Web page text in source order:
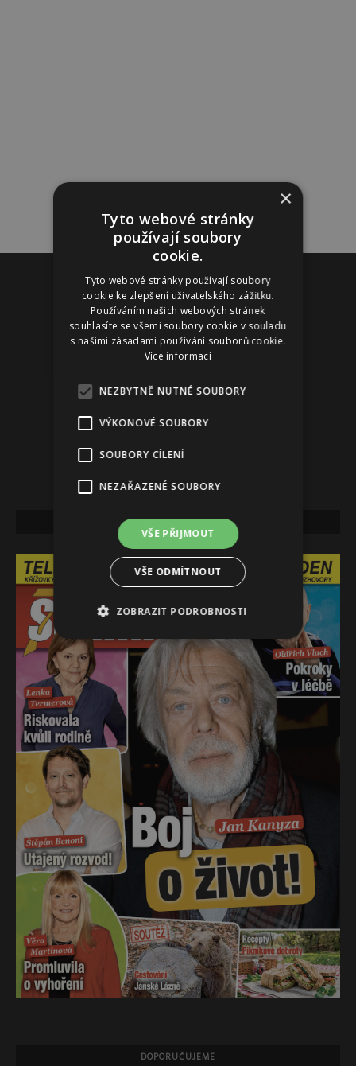
NEJNOVĚJŠÍ VYDÁNÍ
DOPORUČUJEME
×
Tyto webové stránky
používají soubory
cookie.
Tyto webové stránky používají soubory
cookie ke zlepšení uživatelského zážitku.
Používáním našich webových stránek
souhlasíte se všemi soubory cookie v souladu
s našimi zásadami používání souborů cookie.
Více informací
NEZBYTNĚ NUTNÉ SOUBORY
VÝKONOVÉ SOUBORY
SOUBORY CÍLENÍ
NEZAŘAZENÉ SOUBORY
VŠE PŘIJMOUT
VŠE ODMÍTNOUT
ZOBRAZIT PODROBNOSTI